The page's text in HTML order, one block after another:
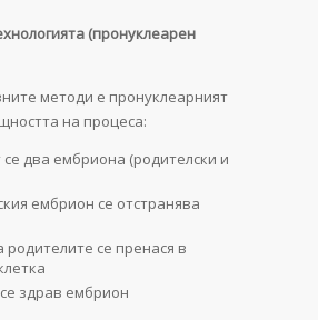
(пронуклеарен
методи е пронуклеарният
на процеса:
два ембриона (родителски и
ембрион се отстранява
родителите се пренася в
здрав ембрион